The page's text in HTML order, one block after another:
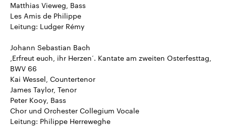
Matthias Vieweg, Bass
Les Amis de Philippe
Leitung: Ludger Rémy
Johann Sebastian Bach
‚Erfreut euch, ihr Herzen‘. Kantate am zweiten Osterfesttag,
BWV 66
Kai Wessel, Countertenor
James Taylor, Tenor
Peter Kooy, Bass
Chor und Orchester Collegium Vocale
Leitung: Philippe Herreweghe